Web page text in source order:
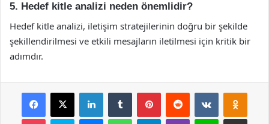
5. Hedef kitle analizi neden önemlidir?
Hedef kitle analizi, iletişim stratejilerinin doğru bir şekilde
şekillendirilmesi ve etkili mesajların iletilmesi için kritik bir
adımdır.
Facebook
X LinkedInTumblr PinterestReddit VKontakte
Pocket Skype MessengerWhatsAppTelegramViber Line E-Posta ile